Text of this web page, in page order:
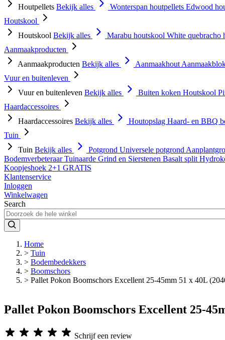
Houtpellets Bekijk alles Wonterspan houtpellets Edwood
Houtskool
Houtskool Bekijk alles Marabu houtskool White quebracho
Aanmaakproducten
Aanmaakproducten Bekijk alles Aanmaakhout
Vuur en buitenleven
Vuur en buitenleven Bekijk alles Buiten koken Houtskool
Haardaccessoires
Haardaccessoires Bekijk alles Houtopslag Haard- en BBQ
Tuin
Tuin Bekijk alles Potgrond Universele potgrond
BodemverbeteraarTuinaarde Grind en Sierstenen Basalt split
Koopjeshoek 2+1 GRATIS
Klantenservice
Inloggen
Winkelwagen
Search
Home
> Tuin
> Bodembedekkers
> Boomschors
> Pallet Pokon Boomschors Excellent 25-45mm 51 x 40L
Pallet Pokon Boomschors Excellent 25-
Schrijf een review